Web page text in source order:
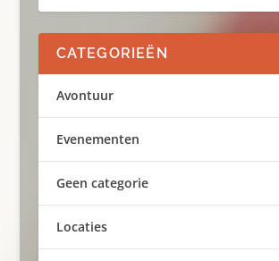
CATEGORIEËN
Avontuur
Evenementen
Geen categorie
Locaties